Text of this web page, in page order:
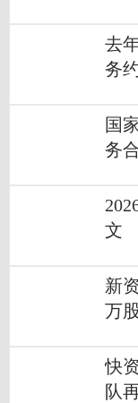
去
务
国
务
文
新
万
快
队